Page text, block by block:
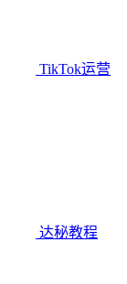
TikTok运营
达秘教程